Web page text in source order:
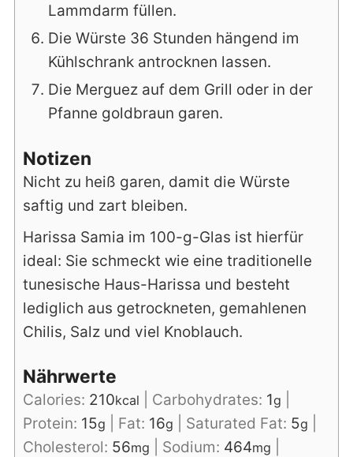
Lammdarm füllen.
Die Würste 36 Stunden hängend im
Kühlschrank antrocknen lassen.
Die Merguez auf dem Grill oder in der
Pfanne goldbraun garen.
Notizen
Nicht zu heiß garen, damit die Würste
saftig und zart bleiben.
Harissa Samia im 100-g-Glas ist hierfür
ideal: Sie schmeckt wie eine traditionelle
tunesische Haus-Harissa und besteht
lediglich aus getrockneten, gemahlenen
Chilis, Salz und viel Knoblauch.
Nährwerte
Calories: 210kcal Carbohydrates: 1g
Protein: 15g Fat: 16g Saturated Fat: 5g
Cholesterol: 56mg Sodium: 464mg